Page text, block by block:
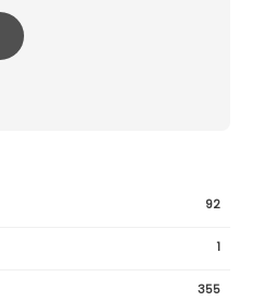
92
1
355